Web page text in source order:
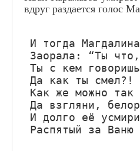
вдруг раздается голос
И тогда
Заорала: “Ты
Ты с кем
Да как ты смел?!
Как же можно так
Да взгляни,
И долго её
Распятый за Ваню